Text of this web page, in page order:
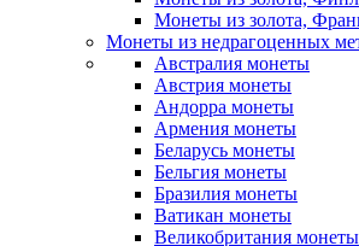
Монеты из золота,
Монеты из недрагоценных
Австралия монеты
Австрия монеты
Андорра монеты
Армения монеты
Беларусь монеты
Бельгия монеты
Бразилия монеты
Ватикан монеты
Великобритания монеты